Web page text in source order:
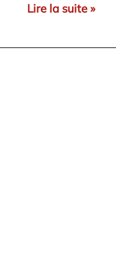
Lire la suite »